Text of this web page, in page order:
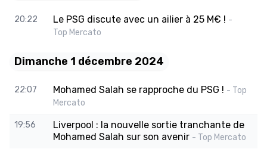
20:22 Le PSG discute avec un ailier à 25 M€ ! -
Top Mercato
Dimanche 1 décembre 2024
22:07 Mohamed Salah se rapproche du PSG ! - Top
Mercato
19:56
Liverpool : la nouvelle sortie tranchante de
Mohamed Salah sur son avenir - Top Mercato